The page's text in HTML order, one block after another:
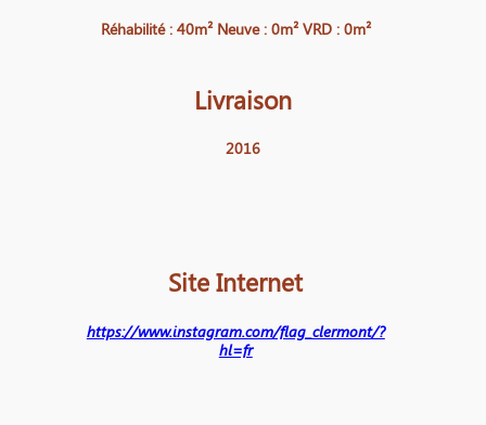
Réhabilité : 40m² Neuve : 0m² VRD : 0m²
Livraison
2016
Site Internet
https://www.instagram.com/flag_clermont/?
hl=fr